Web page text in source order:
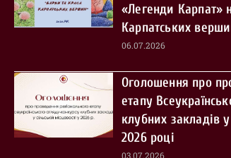
«Легенди Карпат»
Карпатських
06.07.2026
Оголошення про
етапу
клубних закладів у
2026 році
03.07.2026